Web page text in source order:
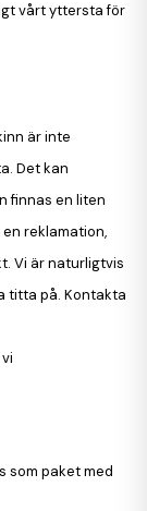
vårt yttersta för
är inte
Det kan
finnas en liten
reklamation,
Vi är naturligtvis
titta på. Kontakta
som paket med